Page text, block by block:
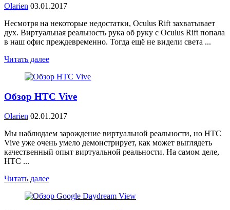
Olarien 03.01.2017
Несмотря на некоторые недостатки, Oculus Rift захватывает
дух. Виртуальная реальность рука об руку с Oculus Rift попала
в наш офис преждевременно. Тогда ещё не видели света ...
Читать далее
Обзор HTC Vive
Olarien 02.01.2017
Мы наблюдаем зарождение виртуальной реальности, но HTC
Vive уже очень умело демонстрирует, как может выглядеть
качественный опыт виртуальной реальности. На самом деле,
HTC ...
Читать далее